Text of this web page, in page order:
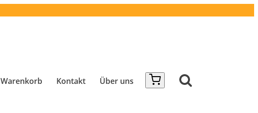
Warenkorb Kontakt Über uns